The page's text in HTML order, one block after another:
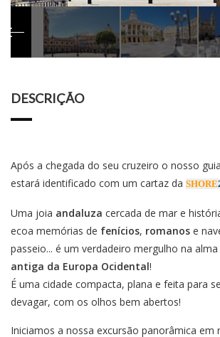
DESCRIÇÃO
Após a chegada do seu cruzeiro o nosso
estará identificado com um cartaz da SHORE
Uma joia andaluza cercada de mar e
ecoa memórias de fenícios, romanos e
passeio... é um verdadeiro mergulho na alma
antiga da Europa Ocidental!
É uma cidade compacta, plana e feita para
devagar, com os olhos bem abertos!
Iniciamos a nossa excursão panorâmica em